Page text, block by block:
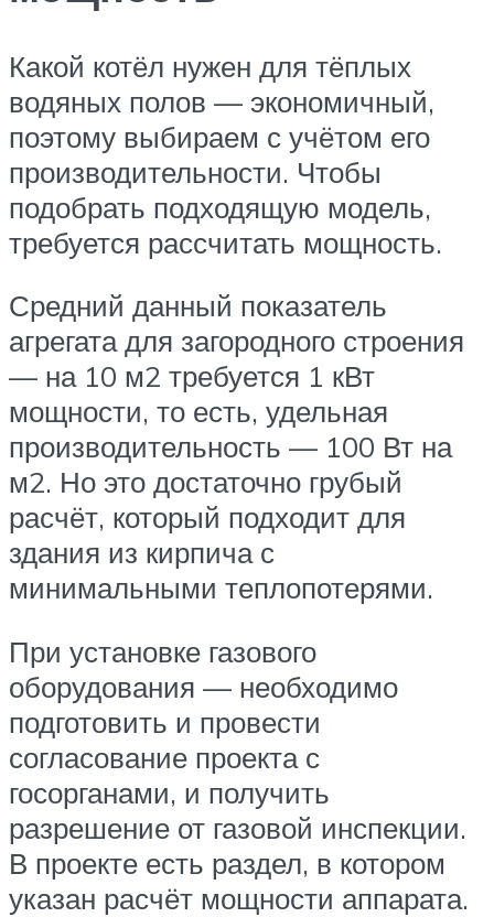
Какой котёл нужен для тёплых
водяных полов — экономичный,
поэтому выбираем с учётом его
производительности. Чтобы
подобрать подходящую модель,
требуется рассчитать мощность.
Средний данный показатель
агрегата для загородного строения
— на 10 м2 требуется 1 кВт
мощности, то есть, удельная
производительность — 100 Вт на
м2. Но это достаточно грубый
расчёт, который подходит для
здания из кирпича с
минимальными теплопотерями.
При установке газового
оборудования — необходимо
подготовить и провести
согласование проекта с
госорганами, и получить
разрешение от газовой инспекции.
В проекте есть раздел, в котором
указан расчёт мощности аппарата.